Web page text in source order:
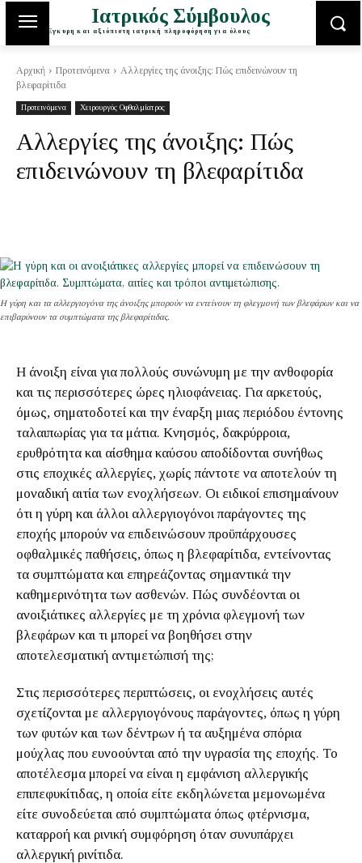
Ιατρικός Σύμβουλος
Έγκυρη και αξιόπιστη ιατρική πληροφόρηση για όλους
Αρχική Προτεινόμενα
Αλλεργίες της άνοιξης: Πώς επιδεινώνουν τη
βλεφαρίτιδα
Προτεινόμενα Χειρουργός Οφθαλμίατρος
Αλλεργίες της άνοιξης: Πώς
επιδεινώνουν τη βλεφαρίτιδα
Η γύρη και τα αλλεργιογόνα της άνοιξης μπορούν να εντείνουν τη φλεγμονή των βλεφάρων και να
επιβαρύνουν τα συμπτώματα της βλεφαρίτιδας.
Η άνοιξη είναι για πολλούς συνώνυμη με την ανθοφορία
και τις περισσότερες ώρες ηλιοφάνειας. Για αρκετούς,
όμως, σηματοδοτεί και την έναρξη μιας περιόδου έντονης
ταλαιπωρίας για τα μάτια. Κνησμός, δακρύρροια,
ερυθρότητα και αίσθημα καύσου αποδίδονται συνήθως
στις εποχικές αλλεργίες, χωρίς πάντοτε να αποτελούν τη
μοναδική αιτία των ενοχλήσεων. Οι ειδικοί επισημαίνουν
ότι η γύρη και άλλοι αλλεργιογόνοι παράγοντες της
εποχής μπορούν να επιδεινώσουν προϋπάρχουσες
οφθαλμικές παθήσεις, όπως η βλεφαρίτιδα, εντείνοντας
τα συμπτώματα και επηρεάζοντας σημαντικά την
καθημερινότητα των ασθενών. Πώς συνδέονται οι
ανοιξιάτικες αλλεργίες με τη χρόνια φλεγμονή των
βλεφάρων και τι μπορεί να βοηθήσει στην
αποτελεσματική αντιμετώπισή της;
Στις περισσότερες περιπτώσεις, οι ενοχλήσεις αυτές
σχετίζονται με αλλεργιογόνους παράγοντες, όπως η γύρη
των φυτών και των δέντρων ή τα αυξημένα σπόρια
μούχλας που ευνοούνται από την υγρασία της εποχής. Το
αποτέλεσμα μπορεί να είναι η εμφάνιση αλλεργικής
επιπεφυκίτιδας, η οποία είτε εκδηλώνεται μεμονωμένα
είτε συνοδεύεται από συμπτώματα όπως φτέρνισμα,
καταρροή και ρινική συμφόρηση όταν συνυπάρχει
αλλεργική ρινίτιδα.